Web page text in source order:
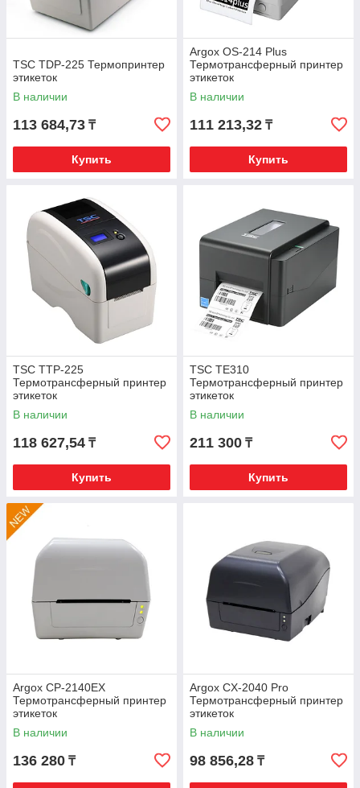
TSC TDP-225 Термопринтер
этикеток
В наличии
113 684,73 ₸
Купить
Argox OS-214 Plus
Термотрансферный принтер
этикеток
В наличии
111 213,32 ₸
Купить
TSC TTP-225
Термотрансферный принтер
этикеток
В наличии
118 627,54 ₸
Купить
TSC TE310
Термотрансферный принтер
этикеток
В наличии
211 300 ₸
Купить
Argox CP-2140EX
Термотрансферный принтер
этикеток
В наличии
136 280 ₸
Argox CX-2040 Pro
Термотрансферный принтер
этикеток
В наличии
98 856,28 ₸